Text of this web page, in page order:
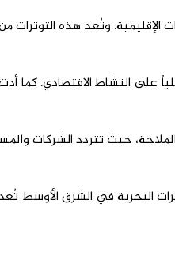
وتُعد هذه التوترات
على النشاط الاقتصادي. كما
حيث تتردد الشركات
البحرية في الشرق الأوسط